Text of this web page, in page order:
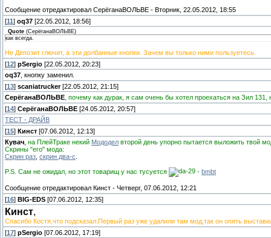
Сообщение отредактировал СерёганаВОЛЬВЕ - Вторник, 22.05.2012, 18:55
[11 ] oq37 [22.05.2012, 18:56]
Quote (СерёганаВОЛЬВЕ)
как всегда.
Не Депозит глючит, а эти долбанные кнопки. Зачем вы только ними пользуетесь.
[12] pSergio [22.05.2012, 20:23]
oq37 , кнопку заменил.
[13] scaniatrucker[22.05.2012, 21:15]
СерёганаВОЛЬВЕ , почему как дурак, я сам очень бы хотел проехаться на Зил
[14] СерёганаВОЛЬВЕ [24.05.2012, 20:57]
ТЕСТ - ДРАЙВ
[15] Кинст [07.06.2012, 12:13]
Кувач на ПлейТраке некий Мододел второй день упорно пытается выложить твой
Скрины "его" мода:
Скрин раз скрин два-с
P.S. Сам не ожидал, но этот товарищ у нас тусуется - bmbt
Сообщение отредактировал Кинст - Четверг, 07.06.2012, 12:21
[16] BIG-EDS [07.06.2012, 12:35]
Кинст,
Спасибо Костя,что подсказал.Первый раз уже удалили там мод,так он опять
[17] pSergio [07.06.2012, 17:19]